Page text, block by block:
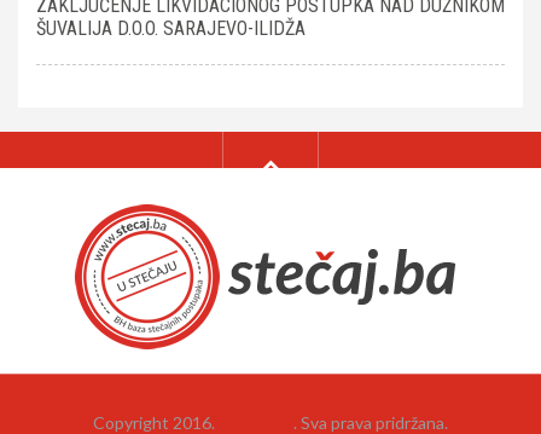
ZAKLJUČENJE LIKVIDACIONOG POSTUPKA NAD DUŽNIKOM
ŠUVALIJA D.O.O. SARAJEVO-ILIDŽA
Copyright 2016.
. Sva prava pridržana.